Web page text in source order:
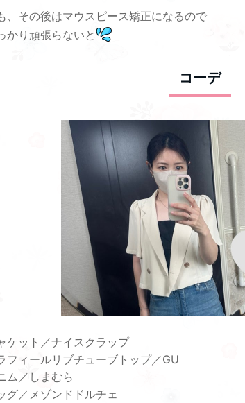
、その後はマウスピース矯正になるので
かり頑張らないと
コーデ
ケット／ナイスクラップ
フィールリブチューブトップ／GU
ム／しまむら
グ／メゾンドドルチェ